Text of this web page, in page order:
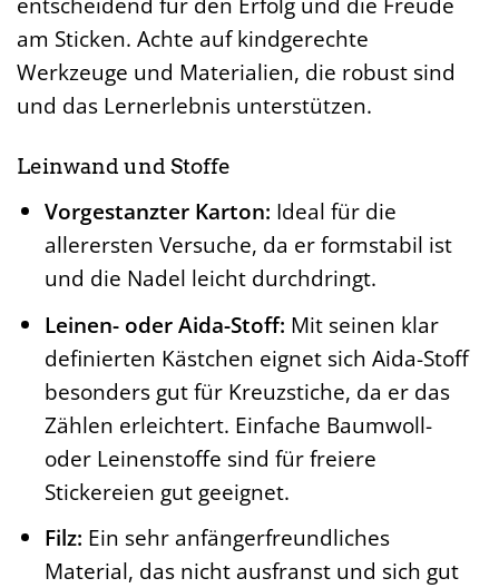
am Sticken. Achte auf kindgerechte
Werkzeuge und Materialien, die robust sind
und das Lernerlebnis unterstützen.
Leinwand und Stoffe
Vorgestanzter Karton: Ideal für die
allerersten Versuche, da er formstabil ist
und die Nadel leicht durchdringt.
Leinen- oder Aida-Stoff: Mit seinen klar
definierten Kästchen eignet sich Aida-Stoff
besonders gut für Kreuzstiche, da er das
Zählen erleichtert. Einfache Baumwoll-
oder Leinenstoffe sind für freiere
Stickereien gut geeignet.
Filz: Ein sehr anfängerfreundliches
Material, das nicht ausfranst und sich gut